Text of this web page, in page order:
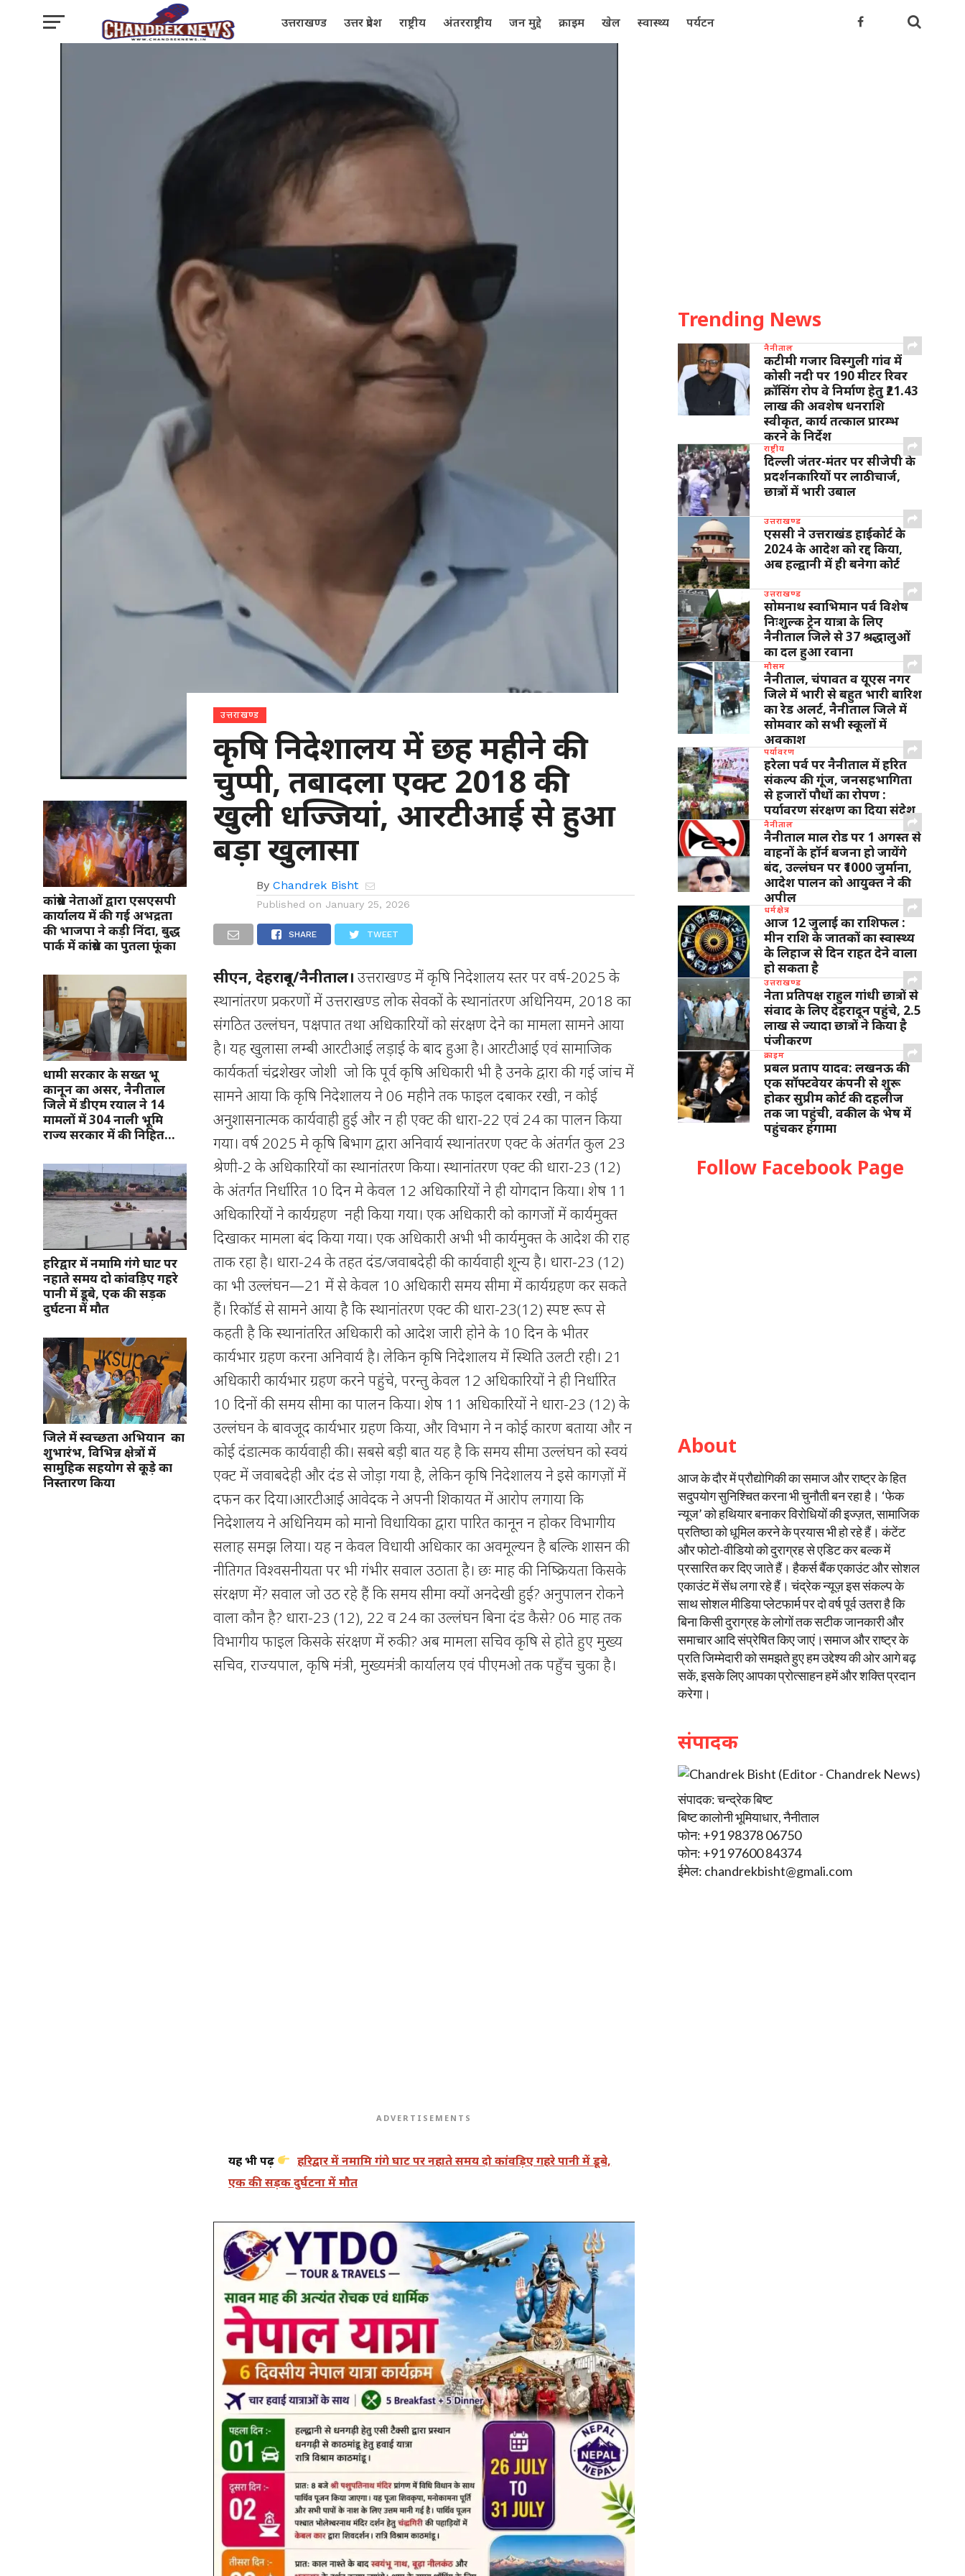
उत्तराखण्ड उत्तर प्रदेश राष्ट्रीय अंतरराष्ट्रीय जन मुद्दे क्राइम खेल स्वास्थ्य पर्यटन
कांग्रेस नेताओं द्वारा एसएसपी
कार्यालय में की गई अभद्रता
की भाजपा ने कड़ी निंदा, बुद्ध
पार्क में कांग्रेस का पुतला फूंका
धामी सरकार के सख्त भू
कानून का असर, नैनीताल
जिले में डीएम रयाल ने 14
मामलों में 304 नाली भूमि
राज्य सरकार में की निहित…
हरिद्वार में नमामि गंगे घाट पर
नहाते समय दो कांवड़िए गहरे
पानी में डूबे, एक की सड़क
दुर्घटना में मौत
जिले में स्वच्छता अभियान का
शुभारंभ, विभिन्न क्षेत्रों में
सामुहिक सहयोग से कूड़े का
निस्तारण किया
उत्तराखण्ड
कृषि निदेशालय में छह महीने की
चुप्पी, तबादला एक्ट 2018 की
खुली धज्जियां, आरटीआई से हुआ
बड़ा खुलासा
By Chandrek Bisht
Published on January 25, 2026
SHARE TWEET
सीएन, देहरादून/नैनीताल।उत्तराखण्ड में कृषि निदेशालय स्तर पर वर्ष-2025 के
स्थानांतरण प्रकरणों में उत्तराखण्ड लोक सेवकों के स्थानांतरण अधिनियम, 2018 का
संगठित उल्लंघन, पक्षपात तथा अधिकारियों को संरक्षण देने का मामला सामने आया
है। यह खुलासा लम्बी आरटीआई लड़ाई के बाद हुआ है। आरटीआई एवं सामाजिक
कार्यकर्ता चंद्रशेखर जोशी जो कि पूर्व कृषि अधिकारी भी है उनके द्वारा की गई जांच में
सामने आया कि कृषि निदेशालय ने 06 महीने तक फाइल दबाकर रखी, न कोई
अनुशासनात्मक कार्यवाही हुई और न ही एक्ट की धारा-22 एवं 24 का पालन किया
गया। वर्ष 2025 मे कृषि बिभाग द्वारा अनिवार्य स्थानांतरण एक्ट के अंतर्गत कुल 23
श्रेणी-2 के अधिकारियों का स्थानांतरण किया। स्थानांतरण एक्ट की धारा-23 (12)
के अंतर्गत निर्धारित 10 दिन मे केवल 12 अधिकारियों ने ही योगदान किया। शेष 11
अधिकारियों ने कार्यग्रहण नही किया गया। एक अधिकारी को कागजों में कार्यमुक्त
दिखाकर मामला बंद किया गया। एक अधिकारी अभी भी कार्यमुक्त के आदेश की राह
ताक रहा है। धारा-24 के तहत दंड/जवाबदेही की कार्यवाही शून्य है। धारा-23 (12)
का भी उल्लंघन—21 में से केवल 10 अधिकारी समय सीमा में कार्यग्रहण कर सकते
हैं। रिकॉर्ड से सामने आया है कि स्थानांतरण एक्ट की धारा-23(12) स्पष्ट रूप से
कहती है कि स्थानांतरित अधिकारी को आदेश जारी होने के 10 दिन के भीतर
कार्यभार ग्रहण करना अनिवार्य है। लेकिन कृषि निदेशालय में स्थिति उलटी रही। 21
अधिकारी कार्यभार ग्रहण करने पहुंचे, परन्तु केवल 12 अधिकारियों ने ही निर्धारित
10 दिनों की समय सीमा का पालन किया। शेष 11 अधिकारियों ने धारा-23 (12) के
उल्लंघन के बावजूद कार्यभार ग्रहण किया, और विभाग ने न कोई कारण बताया और न
कोई दंडात्मक कार्यवाही की। सबसे बड़ी बात यह है कि समय सीमा उल्लंघन को स्वयं
एक्ट में जवाबदेही और दंड से जोड़ा गया है, लेकिन कृषि निदेशालय ने इसे कागज़ों में
दफन कर दिया।आरटीआई आवेदक ने अपनी शिकायत में आरोप लगाया कि
निदेशालय ने अधिनियम को मानो वि‍धायिका द्वारा पारित कानून न होकर विभागीय
सलाह समझ लिया। यह न केवल विधायी अधिकार का अवमूल्यन है बल्कि शासन की
नीतिगत विश्वसनीयता पर भी गंभीर सवाल उठाता है। छः माह की निष्क्रियता किसके
संरक्षण में? सवाल जो उठ रहे हैं कि समय सीमा क्यों अनदेखी हुई? अनुपालन रोकने
वाला कौन है? धारा-23 (12), 22 व 24 का उल्लंघन बिना दंड कैसे? 06 माह तक
विभागीय फाइल किसके संरक्षण में रुकी? अब मामला सचिव कृषि से होते हुए मुख्य
सचिव, राज्यपाल, कृषि मंत्री, मुख्यमंत्री कार्यालय एवं पीएमओ तक पहुँच चुका है।
ADVERTISEMENTS
यह भी पढ़ें
हरिद्वार में नमामि गंगे घाट पर नहाते समय दो कांवड़िए गहरे पानी में डूबे,
एक की सड़क दुर्घटना में मौत
Trending News
नैनीताल
कटीमी गजार विस्गुली गांव में
कोसी नदी पर 190 मीटर रिवर
क्रॉसिंग रोप वे निर्माण हेतु ₹21.43
लाख की अवशेष धनराशि
स्वीकृत, कार्य तत्काल प्रारम्भ
करने के निर्देश
राष्ट्रीय
दिल्ली जंतर-मंतर पर सीजेपी के
प्रदर्शनकारियों पर लाठीचार्ज,
छात्रों में भारी उबाल
उत्तराखण्ड
एससी ने उत्तराखंड हाईकोर्ट के
2024 के आदेश को रद्द किया,
अब हल्द्वानी में ही बनेगा कोर्ट
उत्तराखण्ड
सोमनाथ स्वाभिमान पर्व विशेष
निःशुल्क ट्रेन यात्रा के लिए
नैनीताल जिले से 37 श्रद्धालुओं
का दल हुआ रवाना
मौसम
नैनीताल, चंपावत व यूएस नगर
जिले में भारी से बहुत भारी बारिश
का रेड अलर्ट, नैनीताल जिले में
सोमवार को सभी स्कूलों में
अवकाश
पर्यावरण
हरेला पर्व पर नैनीताल में हरित
संकल्प की गूंज, जनसहभागिता
से हजारों पौधों का रोपण :
पर्यावरण संरक्षण का दिया संदेश
नैनीताल
नैनीताल माल रोड पर 1 अगस्त से
वाहनों के हॉर्न बजना हो जायेंगे
बंद, उल्लंघन पर ₹1000 जुर्माना,
आदेश पालन को आयुक्त ने की
अपील
धर्मक्षेत्र
आज 12 जुलाई का राशिफल :
मीन राशि के जातकों का स्वास्थ्य
के लिहाज से दिन राहत देने वाला
हो सकता है
उत्तराखण्ड
नेता प्रतिपक्ष राहुल गांधी छात्रों से
संवाद के लिए देहरादून पहुंचे, 2.5
लाख से ज्यादा छात्रों ने किया है
पंजीकरण
क्राइम
प्रबल प्रताप यादव: लखनऊ की
एक सॉफ्टवेयर कंपनी से शुरू
होकर सुप्रीम कोर्ट की दहलीज
तक जा पहुंची, वकील के भेष में
पहुंचकर हंगामा
Follow Facebook Page
About
आज के दौर में प्रौद्योगिकी का समाज और राष्ट्र के हित
सदुपयोग सुनिश्चित करना भी चुनौती बन रहा है। ‘फेक
न्यूज’ को हथियार बनाकर विरोधियों की इज्ज़त, सामाजिक
प्रतिष्ठा को धूमिल करने के प्रयास भी हो रहे हैं। कंटेंट
और फोटो-वीडियो को दुराग्रह से एडिट कर बल्क में
प्रसारित कर दिए जाते हैं। हैकर्स बैंक एकाउंट और सोशल
एकाउंट में सेंध लगा रहे हैं। चंद्रेक न्यूज़ इस संकल्प के
साथ सोशल मीडिया प्लेटफार्म पर दो वर्ष पूर्व उतरा है कि
बिना किसी दुराग्रह के लोगों तक सटीक जानकारी और
समाचार आदि संप्रेषित किए जाएं।समाज और राष्ट्र के
प्रति जिम्मेदारी को समझते हुए हम उद्देश्य की ओर आगे बढ़
सकें, इसके लिए आपका प्रोत्साहन हमें और शक्ति प्रदान
करेगा।
संपादक
संपादक: चन्द्रेक बिष्ट
बिष्ट कालोनी भूमियाधार, नैनीताल
फोन: +91 98378 06750
फोन: +91 97600 84374
ईमेल: chandrekbisht@gmali.com